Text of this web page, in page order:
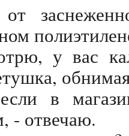
от
у вас
в
- отвечаю.